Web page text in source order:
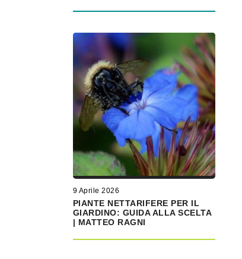
9 Aprile 2026
PIANTE NETTARIFERE PER IL
GIARDINO: GUIDA ALLA SCELTA
| MATTEO RAGNI